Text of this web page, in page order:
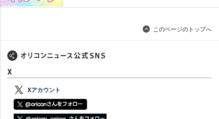
このページのトップへ
X
Xアカウント